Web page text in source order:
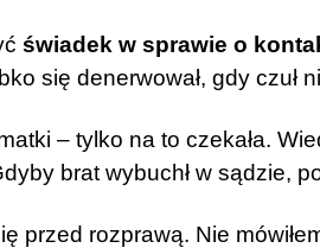
świadek w sprawie o
się denerwował, gdy czuł
– tylko na to czekała.
brat wybuchł w sądzie,
przed rozprawą. Nie